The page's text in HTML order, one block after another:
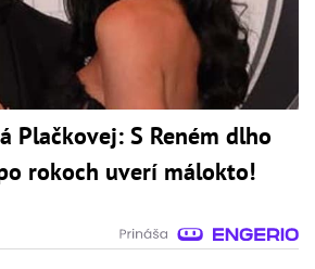
Plačkovej: S Reném dlho
rokoch uverí málokto!